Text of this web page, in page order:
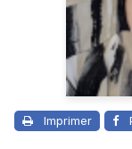
Imprimer